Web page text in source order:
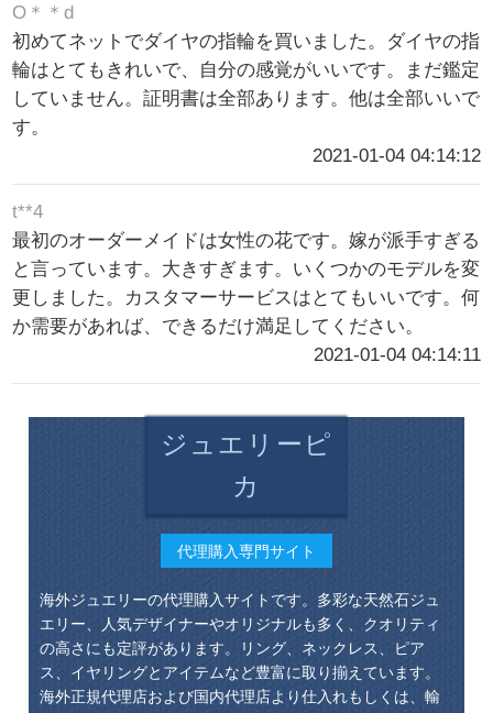
O＊＊d
初めてネットでダイヤの指輪を買いました。ダイヤの指
輪はとてもきれいで、自分の感覚がいいです。まだ鑑定
していません。証明書は全部あります。他は全部いいで
す。
2021-01-04 04:14:12
t**4
最初のオーダーメイドは女性の花です。嫁が派手すぎる
と言っています。大きすぎます。いくつかのモデルを変
更しました。カスタマーサービスはとてもいいです。何
か需要があれば、できるだけ満足してください。
2021-01-04 04:14:11
ジュエリーピ
カ
代理購入専門サイト
海外ジュエリーの代理購入サイトです。多彩な天然石ジュ
エリー、人気デザイナーやオリジナルも多く、クオリティ
の高さにも定評があります。リング、ネックレス、ピア
ス、イヤリングとアイテムなど豊富に取り揃えています。
海外正規代理店および国内代理店より仕入れもしくは、輸